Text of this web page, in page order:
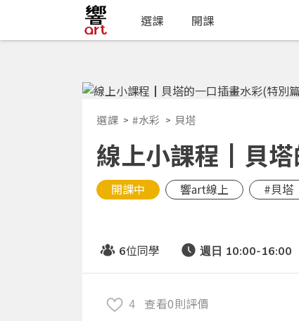
選課 開課
選課 #水彩 貝塔
線上小課程┃貝
開課中 響art線上 #貝塔
6位同學 週日 10:00-16:00
4 查看0則評價